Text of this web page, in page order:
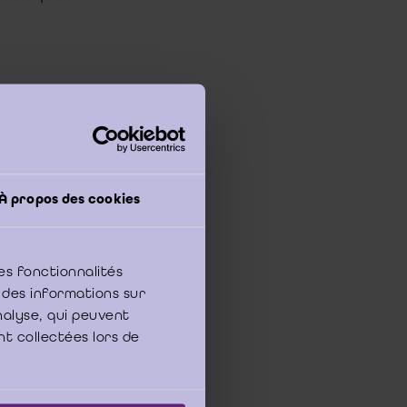
propos des cookies
fonctionnalités
informations sur
qui peuvent
collectées lors de
toujours
2021, « Le
pour le réviseur,